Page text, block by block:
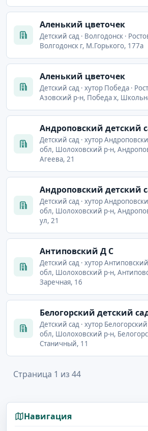
Аленький цветочек
Детский сад · Волгодонск ·
Волгодонск г, М.Горького, 177а
Аленький цветочек
Детский сад · хутор Победа ·
Азовский р-н, Победа х,
Андроповский детский
Детский сад · хутор
обл, Шолоховский р-н,
Агеева, 21
Андроповский детский
Детский сад · хутор
обл, Шолоховский р-н,
ул, 21
Антиповский Д С
Детский сад · хутор
обл, Шолоховский р-н,
Заречная, 16
Белогорский детский
Детский сад · хутор Белогорский
обл, Шолоховский р-н,
Станичный, 11
Страница 1 из 44
Навигация